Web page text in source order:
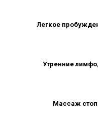
Легкое
Утренние
Массаж